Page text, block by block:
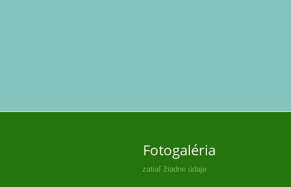
Fotogaléria
zatiaľ žiadne údaje